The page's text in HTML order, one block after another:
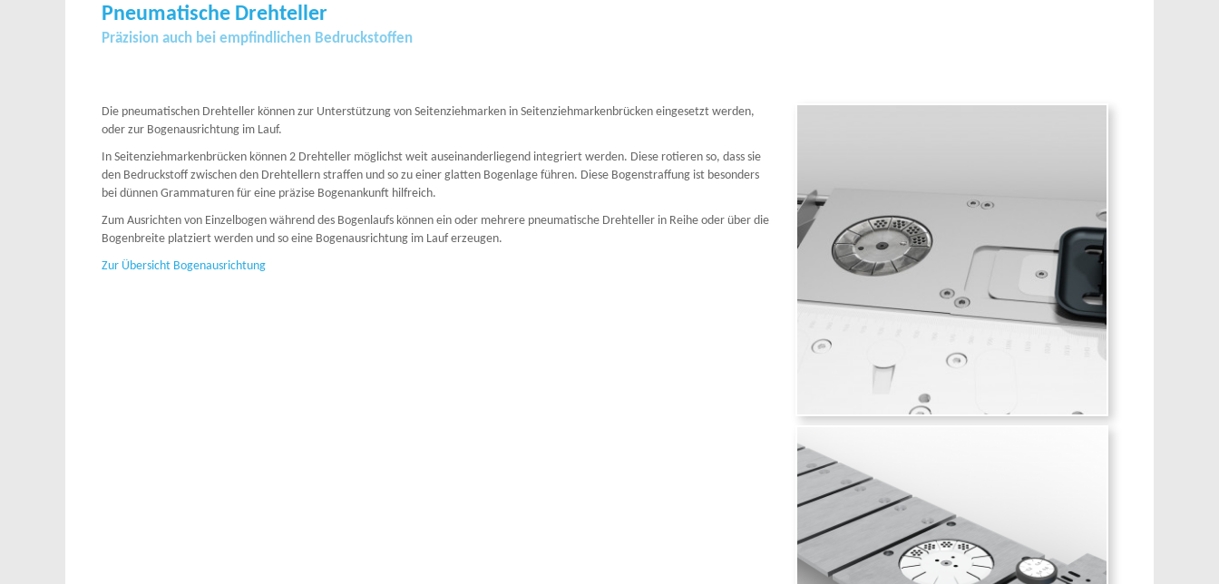
Pneumatische Drehteller
Präzision auch bei empfindlichen Bedruckstoffen
Die pneumatischen Drehteller können zur Unterstützung von Seitenziehmarken in Seitenziehmarkenbrücken eingesetzt werden,
oder zur Bogenausrichtung im Lauf.
In Seitenziehmarkenbrücken können 2 Drehteller möglichst weit auseinanderliegend integriert werden. Diese rotieren so, dass sie
den Bedruckstoff zwischen den Drehtellern straffen und so zu einer glatten Bogenlage führen. Diese Bogenstraffung ist besonders
bei dünnen Grammaturen für eine präzise Bogenankunft hilfreich.
Zum Ausrichten von Einzelbogen während des Bogenlaufs können ein oder mehrere pneumatische Drehteller in Reihe oder über die
Bogenbreite platziert werden und so eine Bogenausrichtung im Lauf erzeugen.
Zur Übersicht Bogenausrichtung